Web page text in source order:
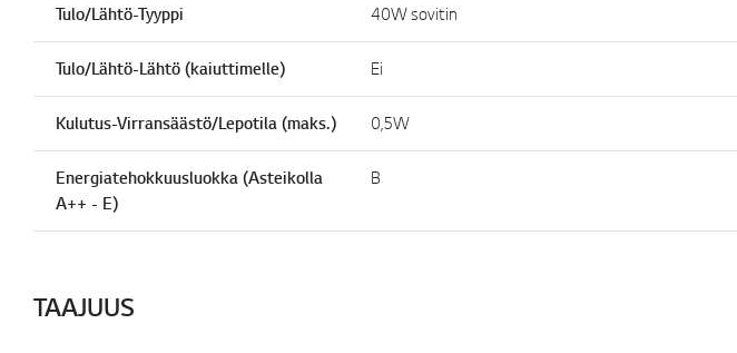
Tulo/Lähtö-Tyyppi 40W sovitin
Tulo/Lähtö-Lähtö (kaiuttimelle) Ei
Kulutus-Virransäästö/Lepotila (maks.) 0,5W
Energiatehokkuusluokka (Asteikolla
A++ - E)
B
TAAJUUS